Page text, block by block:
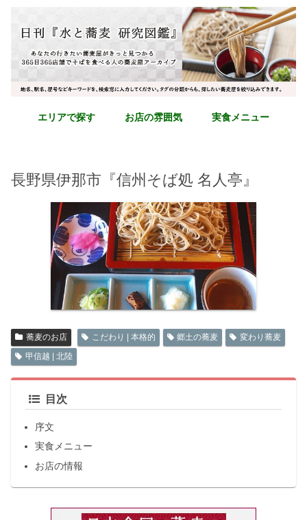
エリアで探す お店の雰囲気 実食メニュー
長野県伊那市『信州そば処 名人亭』
蕎麦のお店 こだわり | 本格的 郷土の蕎麦
変わり蕎麦
甲信越 | 北陸
目次
序文
実食メニュー
お店の情報